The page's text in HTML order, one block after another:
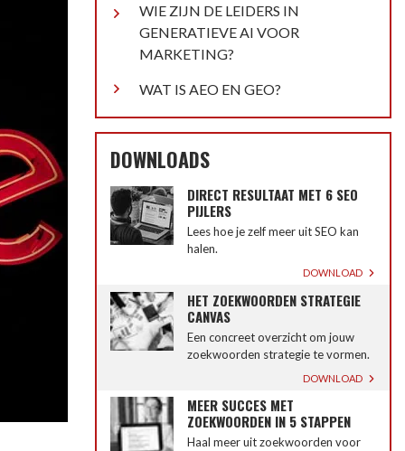
WIE ZIJN DE LEIDERS IN
GENERATIEVE AI VOOR
MARKETING?
WAT IS AEO EN GEO?
DOWNLOADS
DIRECT RESULTAAT MET 6 SEO
PIJLERS
Lees hoe je zelf meer uit SEO kan
halen.
DOWNLOAD
HET ZOEKWOORDEN STRATEGIE
CANVAS
Een concreet overzicht om jouw
zoekwoorden strategie te vormen.
DOWNLOAD
MEER SUCCES MET
ZOEKWOORDEN IN 5 STAPPEN
Haal meer uit zoekwoorden voor